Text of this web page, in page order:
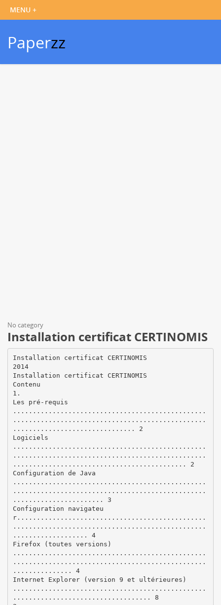
Paperzz
No category
Installation certificat CERTINOMIS
Installation certificat CERTINOMIS
2014
Installation certificat CERTINOMIS
Contenu
1.
Les pré-requis
.................................................
.................................................
............................... 2
Logiciels
.................................................
.................................................
............................................ 2
Configuration de Java
.................................................
.................................................
....................... 3
Configuration navigateu
r................................................
.................................................
................... 4
Firefox (toutes versions)
.................................................
.................................................
............... 4
Internet Explorer (version 9 et ultérieures)
.................................................
................................... 8